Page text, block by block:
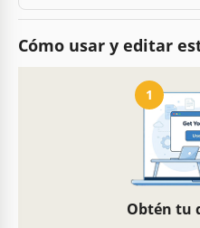
Cómo usar y editar
1
Obtén tu